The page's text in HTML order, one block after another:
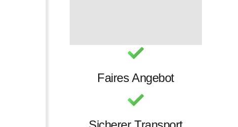
Faires Angebot